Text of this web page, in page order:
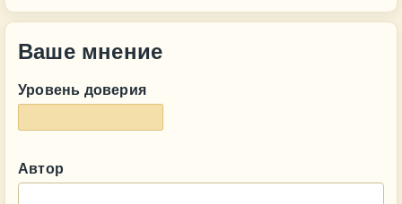
Ваше мнение
Уровень доверия
Автор